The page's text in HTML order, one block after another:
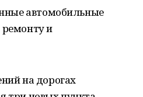
автомобильные
ремонту и
на дорогах